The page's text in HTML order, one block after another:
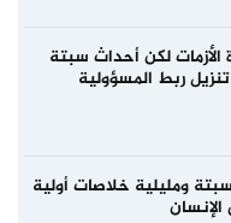
الأزمات لكن أحداث سبتة
ربط المسؤولية
ومليلية خلاصات أولية